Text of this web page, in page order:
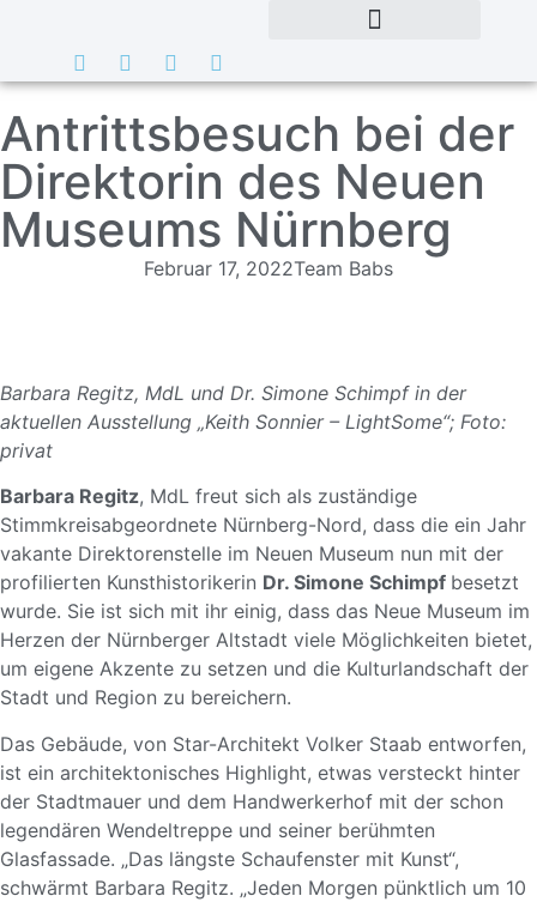
Antrittsbesuch bei der
Direktorin des Neuen
Museums Nürnberg
Februar 17, 2022Team Babs
Barbara Regitz, MdL und Dr. Simone Schimpf in der
aktuellen Ausstellung „Keith Sonnier – LightSome“; Foto:
privat
Barbara Regitz, MdL freut sich als zuständige
Stimmkreisabgeordnete Nürnberg-Nord, dass die ein Jahr
vakante Direktorenstelle im Neuen Museum nun mit der
profilierten Kunsthistorikerin Dr. Simone Schimpf besetzt
wurde. Sie ist sich mit ihr einig, dass das Neue Museum im
Herzen der Nürnberger Altstadt viele Möglichkeiten bietet,
um eigene Akzente zu setzen und die Kulturlandschaft der
Stadt und Region zu bereichern.
Das Gebäude, von Star-Architekt Volker Staab entworfen,
ist ein architektonisches Highlight, etwas versteckt hinter
der Stadtmauer und dem Handwerkerhof mit der schon
legendären Wendeltreppe und seiner berühmten
Glasfassade. „Das längste Schaufenster mit Kunst“,
schwärmt Barbara Regitz. „Jeden Morgen pünktlich um 10